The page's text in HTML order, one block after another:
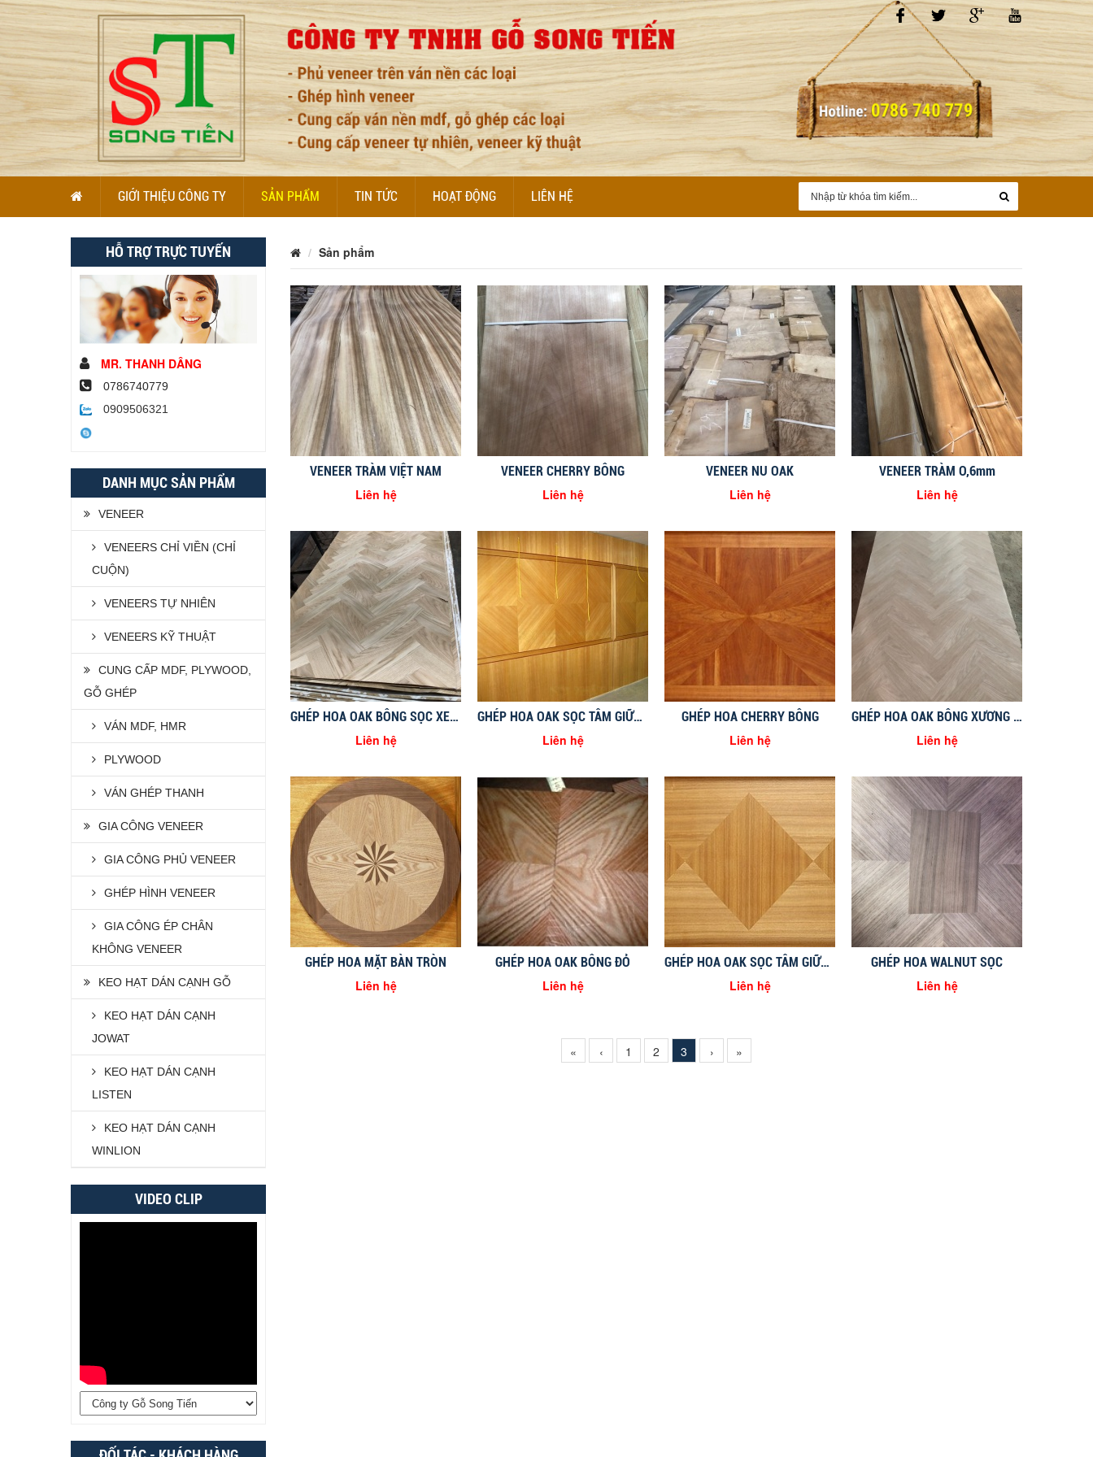
GIỚI THIỆU CÔNG TY SẢN PHẨM TIN TỨC HOẠT ĐỘNG LIÊN HỆ
HỖ TRỢ TRỰC TUYẾN
MR. THANH DÂNG
0786740779
0909506321
DANH MỤC SẢN PHẨM
VENEER
VENEERS CHỈ VIỀN (CHỈ
CUỘN)
VENEERS TỰ NHIÊN
VENEERS KỸ THUẬT
CUNG CẤP MDF, PLYWOOD,
GỖ GHÉP
VÁN MDF, HMR
PLYWOOD
VÁN GHÉP THANH
GIA CÔNG VENEER
GIA CÔNG PHỦ VENEER
GHÉP HÌNH VENEER
GIA CÔNG ÉP CHÂN
KHÔNG VENEER
KEO HẠT DÁN CẠNH GỖ
KEO HẠT DÁN CẠNH
JOWAT
KEO HẠT DÁN CẠNH
LISTEN
KEO HẠT DÁN CẠNH
WINLION
VIDEO CLIP
Sản phẩm
VENEER TRÀM VIỆT NAM
Liên hệ
VENEER CHERRY BÔNG
Liên hệ
VENEER NU OAK
Liên hệ
VENEER TRÀM O,6mm
Liên hệ
GHÉP HOA OAK BÔNG SỌC XEN KẼ
Liên hệ
GHÉP HOA OAK SỌC TÂM GIỮA VUÔNG GÓC
Liên hệ
GHÉP HOA CHERRY BÔNG
Liên hệ
GHÉP HOA OAK BÔNG XƯƠNG CÁ
Liên hệ
GHÉP HOA MẶT BÀN TRÒN
Liên hệ
GHÉP HOA OAK BÔNG ĐỎ
Liên hệ
GHÉP HOA OAK SỌC TÂM GIỮA HÌNH CHỨ NHẬT
Liên hệ
GHÉP HOA WALNUT SỌC
Liên hệ
« ‹ 1 2 3 › »